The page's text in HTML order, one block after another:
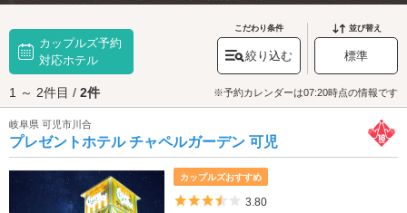
カップルズ予約
対応ホテル
こだわり条件
絞り込む
並び替え
標準
1 ～ 2件目 / 2件 ※予約カレンダーは07:20時点の情報です
岐阜県 可児市川合
プレゼントホテル チャペルガーデン 可児
カップルズおすすめ
5つ星のうち3.5
3.80